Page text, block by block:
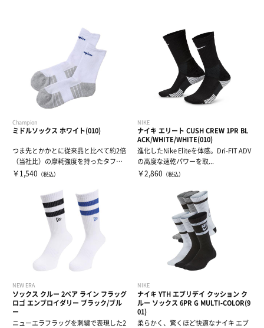
Champion
ミドルソックス ホワイト(010)
つま先とかかとに従来品と比べて約2倍
（当社比）の摩耗強度を持ったタフな
ミドルレン...
￥1,540 （税込）
NIKE
ナイキ エリート CUSH CREW 1PR BL
ACK/WHITE/WHITE(010)
進化したNike Eliteを体感。Dri-FIT ADV
の高度な速乾パワーを取...
￥2,860 （税込）
NEW ERA
ソックス クルー 2ペア ライン フラッグ
ロゴ エンブロイダリー ブラック/ブル
ー
ニューエラフラッグを刺繍で表現した2
NIKE
ナイキ YTH エブリデイ クッション ク
ルー ソックス 6PR G MULTI-COLOR(9
01)
柔らかく、驚くほど快適なナイキ エブ